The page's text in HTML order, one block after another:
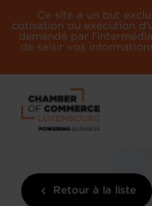
Ce site a un but
cotisation ou exécution
demandé par
de saisir vos
Retour à la liste